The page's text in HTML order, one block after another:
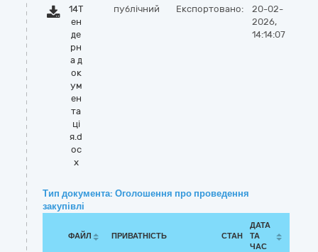
14Т
ен
де
рн
а д
ок
ум
ен
та
ці
я.d
oc
x
публічний Експортовано:
20-02-
2026,
14:14:07
Тип документа: Оголошення про проведення
закупівлі
ФАЙЛ ПРИВАТНІСТЬ СТАН
ДАТА
ТА
ЧАС